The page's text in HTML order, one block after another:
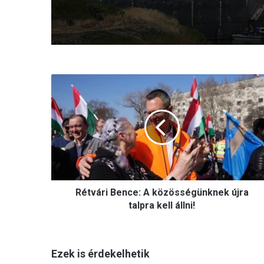
t
v
á
r
B
e
k
Rétvári Bence: A közösségünknek újra
talpra kell állni!
Ezek is érdekelhetik